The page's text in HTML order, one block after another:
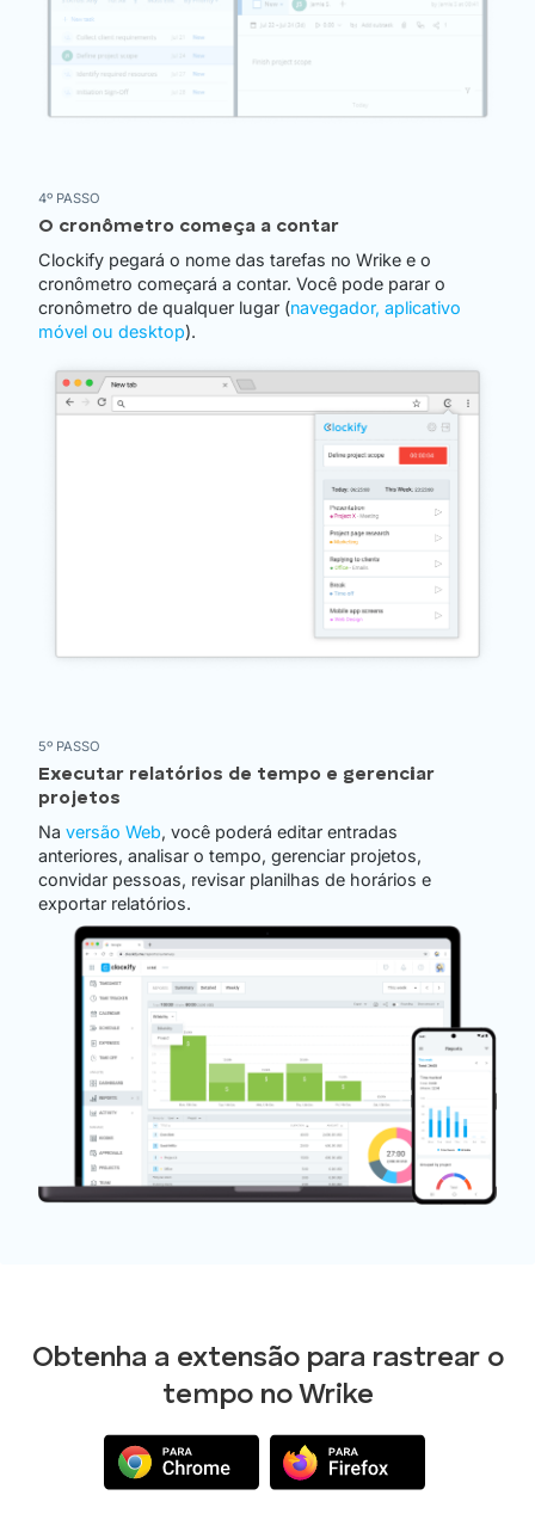
4º PASSO
O cronômetro começa a contar
Clockify pegará o nome das tarefas no Wrike e o
cronômetro começará a contar. Você pode parar o
cronômetro de qualquer lugar (navegador, aplicativo
móvel ou desktop).
5º PASSO
Executar relatórios de tempo e gerenciar
projetos
Na versão Web, você poderá editar entradas
anteriores, analisar o tempo, gerenciar projetos,
convidar pessoas, revisar planilhas de horários e
exportar relatórios.
Obtenha a extensão para rastrear o
tempo no Wrike